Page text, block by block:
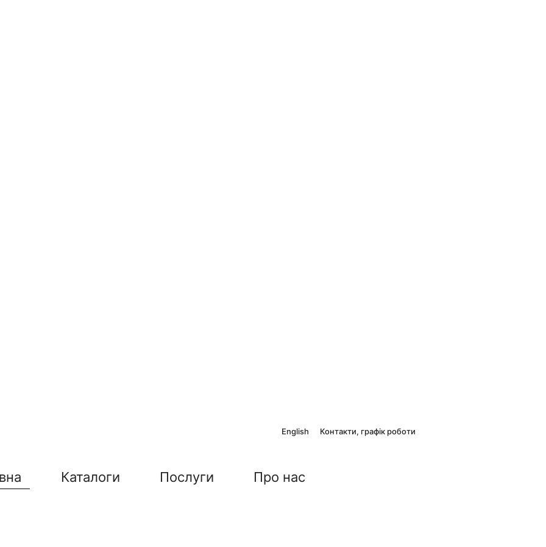
English Контакти, графік роботи
Каталоги Послуги Про нас